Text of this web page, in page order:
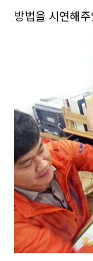
방법을 시연해